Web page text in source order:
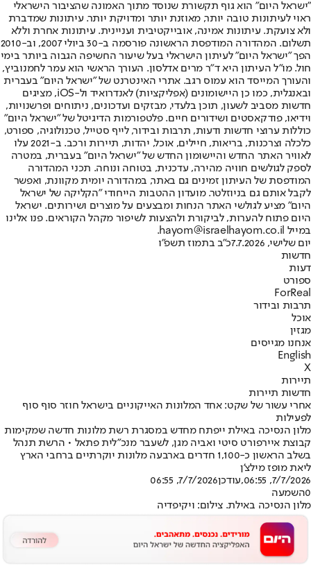
"ישראל היום" הוא גוף תקשורת שנוסד מתוך האמונה שהציבור הישראלי
ראוי לעיתונות טובה יותר, מאוזנת יותר ומדויקת יותר. עיתונות שמדברת
ולא צועקת. עיתונות אמינה, אובייקטיבית ועניינית. עיתונות אחרת וללא
תשלום. המהדורה המודפסת הראשונה פורסמה ב-30 ביולי 2007, וב-2010
הפך "ישראל היום" לעיתון הישראלי בעל שיעור החשיפה הגבוה ביותר בימי
חול. מו"ל העיתון היא ד"ר מרים אדלסון. העורך הראשי הוא עמר לחמנוביץ,
והעורך המייסד הוא עמוס רגב. אתרי האינטרנט של "ישראל היום" בעברית
ובאנגלית, כמו כן היישומונים (אפליקציות) לאנדרואיד ול-iOS, מציגים
חדשות מסביב לשעון, תוכן בלעדי, מבזקים ועדכונים, ניתוחים ופרשנויות,
וידיאו, פודקאסטים ושידורים חיים. פלטפורמות הדיגיטל של "ישראל היום"
כוללות ערוצי חדשות ודעות, תרבות ובידור, לייף סטייל, טכנולוגיה, ספורט,
כלכלה וצרכנות, בריאות, חיילים, אוכל, יהדות, תיירות ורכב. ב-2021 עלו
לאוויר האתר החדש והיישומון החדש של "ישראל היום" בעברית, במטרה
לספק לגולשים חוויה מהירה, עדכנית, בטוחה ונוחה. תכני המהדורה
המודפסת של העיתון זמינים גם באתר, במהדורה יומית מקוונת, ואפשר
לקבל אותם גם בניוזלטר. מועדון ההטבות הייחודי "הקליקה של ישראל
היום" מציע לגולשי האתר הנחות ומבצעים על מוצרים ושירותים. ישראל
היום פתוח להערות, לביקורת ולהצעות לשיפור מקהל הקוראים. פנו אלינו
במייל hayom@israelhayom.co.il.
יום שלישי, 7.7.2026
כ"ב בתמוז תשפ"ו
חדשות
דעות
ספורט
ForReal
תרבות ובידור
אוכל
מגזין
אנחנו מגייסים
English
X
תיירות
חדשות תיירות
אחרי עשור של שקט: אחד המלונות האייקוניים בישראל חוזר סוף סוף
לפעילות
מלון הנסיכה באילת ייפתח מחדש במסגרת רשת מלונות חדשה שמקימות
קבוצת איירפורט סיטי ואביה מגן, לשעבר מנכ"לית פתאל • הרשת תנהל
בשלב הראשון כ-1,100 חדרים בארבעה מלונות יוקרתיים ברחבי הארץ
ליאת מופז מילצ'ן
7/7/2026, 06:55
,עודכן7/7/2026, 06:55
0השמעה
מלון הנסיכה באילת. צילום: ויקיפדיה